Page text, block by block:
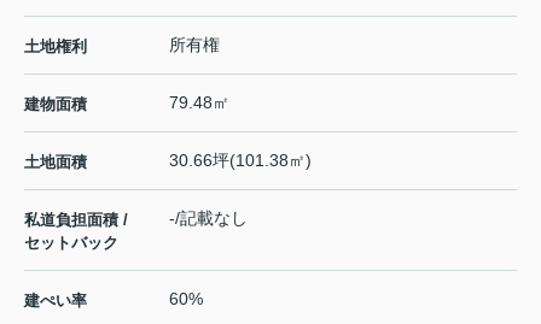
土地権利 所有権
建物面積 79.48㎡
土地面積 30.66坪(101.38㎡)
私道負担面積 /
セットバック
-/記載なし
建ぺい率 60%